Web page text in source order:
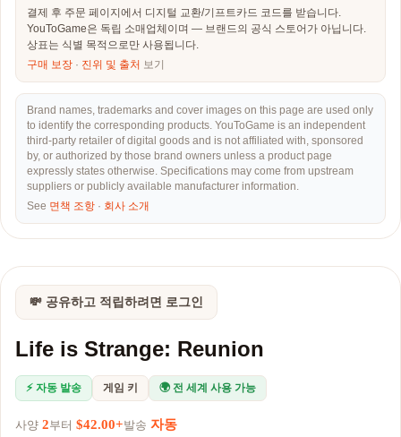
결제 후 주문 페이지에서 디지털 교환/기프트카드 코드를 받습니다.
YouToGame은 독립 소매업체이며 — 브랜드의 공식 스토어가 아닙니다.
상표는 식별 목적으로만 사용됩니다.
구매 보장 · 진위 및 출처 보기
Brand names, trademarks and cover images on this page are used only
to identify the corresponding products. YouToGame is an independent
third-party retailer of digital goods and is not affiliated with, sponsored
by, or authorized by those brand owners unless a product page
expressly states otherwise. Specifications may come from upstream
suppliers or publicly available manufacturer information.
See 면책 조항 · 회사 소개
💸 공유하고 적립하려면 로그인
Life is Strange: Reunion
⚡ 자동 발송 게임 키 🌍 전 세계 사용 가능
사양 2부터 $42.00+발송 자동